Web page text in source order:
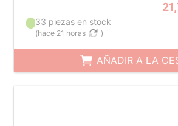
33 piezas en stock
(hace 21 horas )
AÑADIR A LA